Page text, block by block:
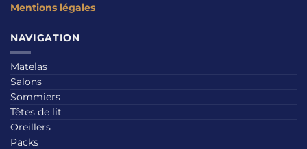
Mentions légales
NAVIGATION
Matelas
Salons
Sommiers
Têtes de lit
Oreillers
Packs